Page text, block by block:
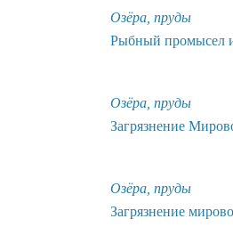
Озёра, пруды
Рыбный промысел
Озёра, пруды
Загрязнение
Озёра, пруды
Загрязнение